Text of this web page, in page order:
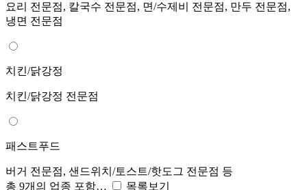
요리 전문점, 칼국수 전문점, 면/수제비 전문점, 만두 전문점,
냉면 전문점
치킨/닭강정
치킨/닭강정 전문점
패스트푸드
버거 전문점, 샌드위치/토스트/핫도그 전문점 등
총 9개의 업종 포함…
목록보기